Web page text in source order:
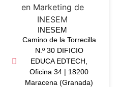
INESEM
Camino de la Torrecilla
N.º 30 DIFICIO
EDUCA EDTECH,
Oficina 34 | 18200
Maracena (Granada)